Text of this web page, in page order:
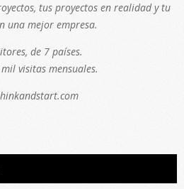
tus proyectos en realidad y tu
una mejor empresa.
de 7 países.
visitas mensuales.